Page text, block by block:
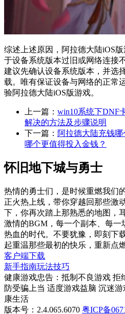
综述上述原因，阿拉德大陆iOS
于设备系统版本过旧或网络连接
建议先确认设备系统版本，并选
载。唯有保证设备与网络的正常
上一篇：win10系统下DNF
解决的方法及步骤说明
下一篇：阿拉德大陆充钱哪
怀旧地下城与勇士
热情的勇士们，是时候重燃我们
正火热上线，带你穿越回那些激
下，你再次踏上那熟悉的地图，
激情的BGM，每一个副本、每一
热血的时代。不要犹豫，即刻下
起重温那些最初的快乐，重新点
客户端下载
新手指南玩法技巧
健康游戏忠告：抵制不良游戏 拒
防受骗上当 适度游戏益脑 沉迷游
康生活